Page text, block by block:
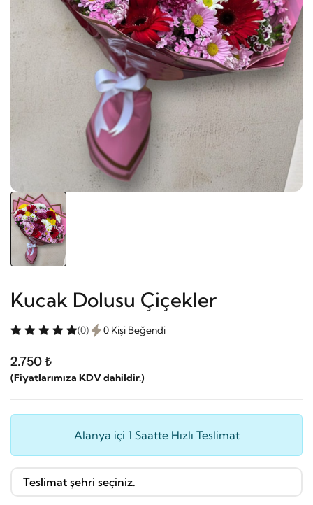
Kucak Dolusu Çiçekler
(0) 0 Kişi Beğendi
2.750 ₺
(Fiyatlarımıza KDV dahildir.)
Alanya içi 1 Saatte Hızlı Teslimat